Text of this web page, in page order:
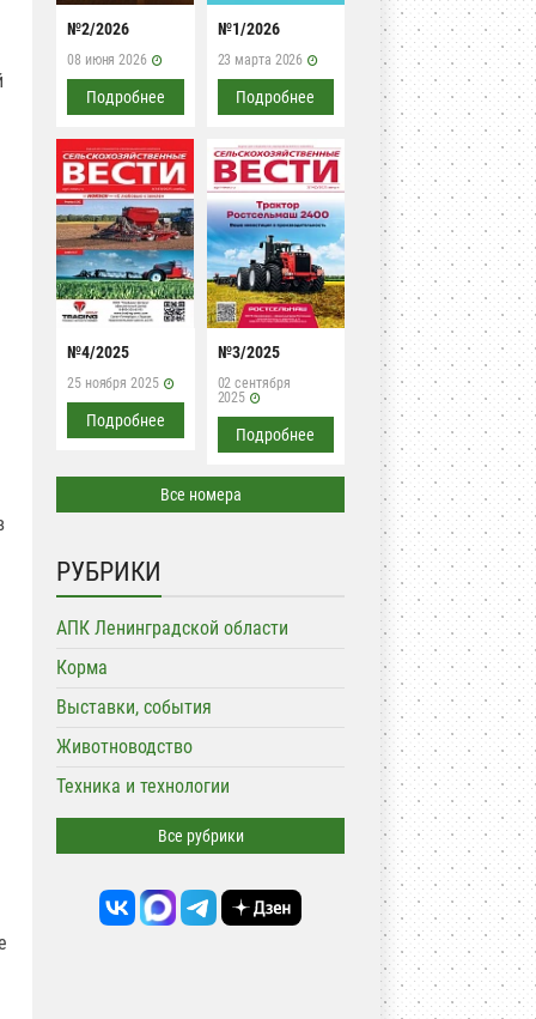
№2/2026
08 июня 2026
Подробнее
№1/2026
23 марта 2026
Подробнее
№4/2025
25 ноября 2025
Подробнее
№3/2025
02 сентября
2025
Подробнее
Все номера
РУБРИКИ
АПК Ленинградской области
Корма
Выставки, события
Животноводство
Техника и технологии
Все рубрики